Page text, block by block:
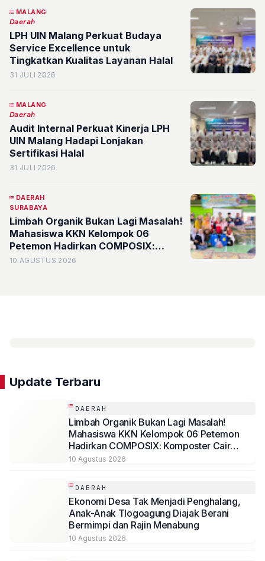
MALANG
𝘋𝘢𝘦𝘳𝘢𝘩
LPH UIN Malang Perkuat Budaya
Service Excellence untuk
Tingkatkan Kualitas Layanan Halal
31 JULI 2026
MALANG
𝘋𝘢𝘦𝘳𝘢𝘩
Audit Internal Perkuat Kinerja LPH
UIN Malang Hadapi Lonjakan
Sertifikasi Halal
31 JULI 2026
DAERAH
SURABAYA
Limbah Organik Bukan Lagi Masalah!
Mahasiswa KKN Kelompok 06
Petemon Hadirkan COMPOSIX:
Komposter Cair Berbasis Drum
10 AGUSTUS 2026
Update Terbaru
DAERAH
Limbah Organik Bukan Lagi Masalah!
Mahasiswa KKN Kelompok 06 Petemon
Hadirkan COMPOSIX: Komposter Cair
Berbasis Drum dengan Sistem Biofilter
Surabaya
10 Agustus 2026
DAERAH
Ekonomi Desa Tak Menjadi Penghalang,
Anak-Anak Tlogoagung Diajak Berani
Bermimpi dan Rajin Menabung
10 Agustus 2026